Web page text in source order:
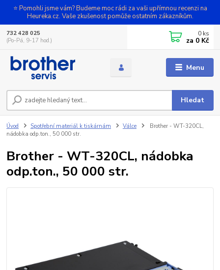
⭐ Pomohli jsme vám? Budeme moc rádi za vaši upřímnou recenzi na
Heureka.cz. Vaše zkušenost pomůže ostatním zákazníkům.
Menu
Hledat
732 428 025
(Po-Pá, 9-17 hod.)
0 ks
za 0 Kč
Úvod Spotřební materiál k tiskárnám Válce
Brother - WT-320CL,
nádobka odp.ton., 50 000 str.
Brother - WT-320CL, nádobka
odp.ton., 50 000 str.